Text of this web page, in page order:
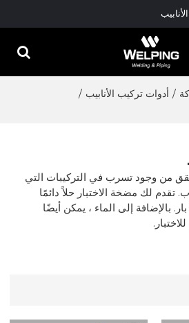
/ أدوات تركيب الأنابيب /
من وجود تسرب في التركيبات التي
تقدم لك مضخة الاختبار حلاً دائمًا
لاختبارات الضغط حتى 60 بار. بالإضافة إلى الماء ، يمكن أيضًا